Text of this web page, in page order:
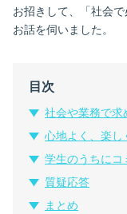
お招きして、「社会
お話を伺いました。
目次
社会や業務で求
心地よく、楽
学生のうちにコ
質疑応答
まとめ